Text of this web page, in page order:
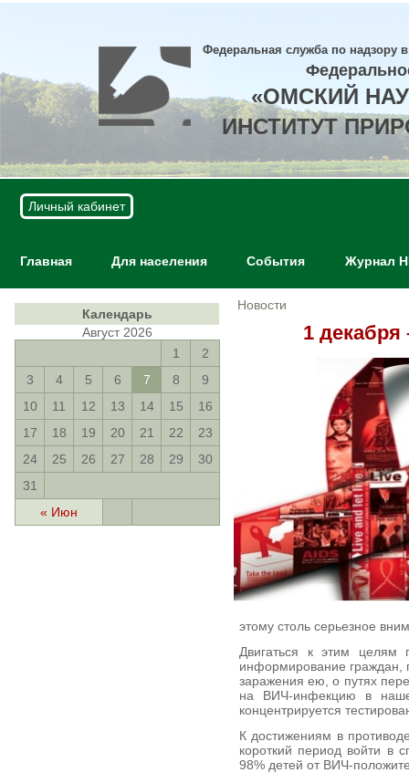
Федеральная служба по надзору
«ОМСКИЙ
ИНСТИТУТ
Личный кабинет
Главная Для населения События Журнал
Календарь
Август 2026
« Июн
1
2
3
4 5 6 7 8
9
10
11 12 13 14 15
16
17
18 19 20 21 22
23
24
25 26 27 28 29
30
31
Новости
1
этому столь серьезное
Двигаться к этим целям
информирование граждан,
заражения ею, о путях
на ВИЧ-инфекцию в
концентрируется
К достижениям в
короткий период войти в
98% детей от ВИЧ-